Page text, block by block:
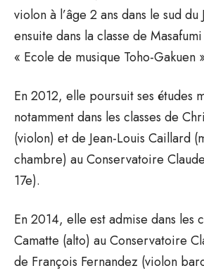
violon à l’âge 2 ans dans le sud
ensuite dans la classe de
« Ecole de musique Toho-Gakuen
En 2012, elle poursuit ses études
notamment dans les classes de
(violon) et de Jean-Louis Caillard
chambre) au Conservatoire
17e).
En 2014, elle est admise dans les
Camatte (alto) au Conservatoire
de François Fernandez (violon